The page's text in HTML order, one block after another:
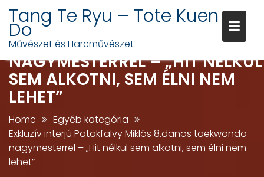
Skip
content
Tang Te Ryu – Tote Kuen
Do
Művészet és Harcművészet
EXKLUZÍV INTERJÚ
MIKLÓS 8.DANOS TAEKWONDO
NAGYMESTERREL – „HIT NÉLKÜL
SEM ALKOTNI, SEM ÉLNI NEM
LEHET”
Home
Egyéb kategória
Exkluzív interjú Patakfalvy Miklós 8.danos taekwondo
nagymesterrel – „Hit nélkül sem alkotni, sem élni nem
lehet”